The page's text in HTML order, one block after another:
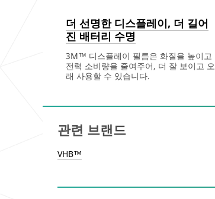
area
**
Interconnect
***
url**
/3M/ko_KR/data-
center-
**
display-
/3M/ko_KR/optical-
더 선명한 디스플레이, 더 길어
진 배터리 수명
3M™ 디스플레이 필름은 화질을 높이고
전력 소비량을 줄여주어, 더 잘 보이고 오
래 사용할 수 있습니다.
관련 브랜드
VHB™